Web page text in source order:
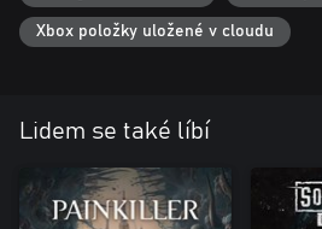
Xbox položky uložené v cloudu
Lidem se také líbí